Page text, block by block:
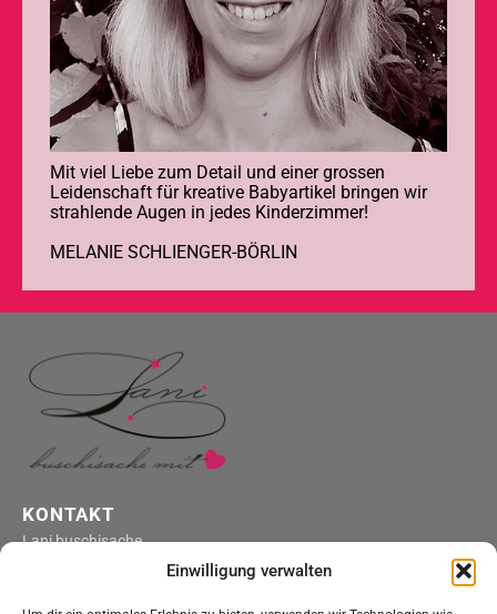
Einwilligung verwalten
Mit viel Liebe zum Detail und einer grossen
Leidenschaft für kreative Babyartikel bringen wir
strahlende Augen in jedes Kinderzimmer!
MELANIE SCHLIENGER-BÖRLIN
KONTAKT
Lani buschisache
kontakt@lani-buschisache.ch